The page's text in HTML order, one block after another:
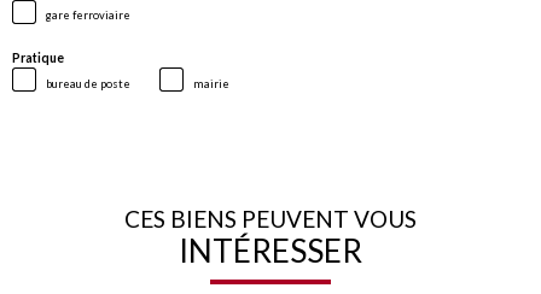
gare ferroviaire
Pratique
bureau de poste mairie
CES BIENS PEUVENT VOUS
INTÉRESSER